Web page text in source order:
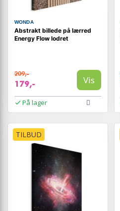
WONDA
Abstrakt billede på lærred
Energy Flow lodret
209,-
179,- Vis
På lager
TILBUD